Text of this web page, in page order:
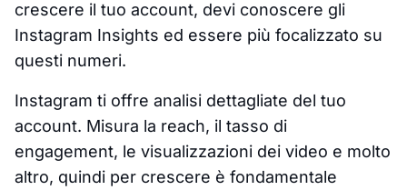
crescere il tuo account, devi conoscere gli
Instagram Insights ed essere più focalizzato su
questi numeri.
Instagram ti offre analisi dettagliate del tuo
account. Misura la reach, il tasso di
engagement, le visualizzazioni dei video e molto
altro, quindi per crescere è fondamentale